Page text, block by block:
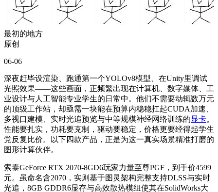
最初的地方
原创
06-06
深夜赶毕设渲染、跑通第一个YOLOv8模型、在Unity里调试
光照效果——这些画面，正频繁出现在计算机、数字媒体、工
业设计与人工智能专业学生的日常中。他们不需要动辄数万元
的顶级工作站，却亟需一块能在预算内稳稳扛起CUDA加速、
多视口建模、实时光追预览与中等规模神经网络训练的显卡。
性能要扎实，功耗要克制，驱动要稳定，价格更要经得起学生
党反复比价。以下四款产品，正是为这一真实场景精准打磨的
图形计算伙伴。
索泰GeForce RTX 2070-8GD6玩家力量至尊PGF，到手价4599
元。虽命名含2070，实则基于图灵架构完整支持DLSS与实时
光追，8GB GDDR6显存与高效散热模组使其在SolidWorks大